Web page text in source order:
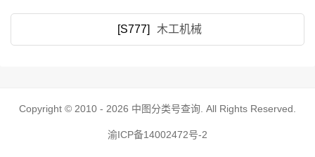
[S777] 木工机械
Copyright © 2010 - 2026 中图分类号查询 . All Rights Reserved.
渝ICP备14002472号-2